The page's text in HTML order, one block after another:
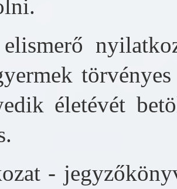
életévét
-